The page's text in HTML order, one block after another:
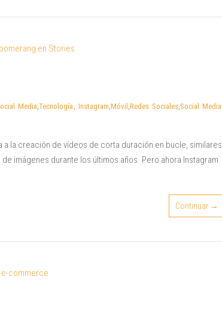
Media,Tecnología , Instagram,Móvil ,Redes Sociales,Social Media
la creación de vídeos de corta duración en bucle, similares
imágenes durante los últimos años. Pero ahora Instagram
Continuar →